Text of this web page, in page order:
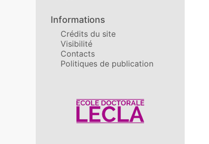
Informations
Crédits du site
Visibilité
Contacts
Politiques de publication
Affiliations/partenaires